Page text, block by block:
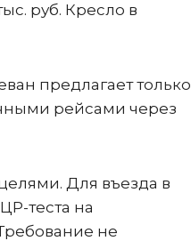
руб. Кресло в
предлагает только
рейсами через
Для въезда в
теста на
не